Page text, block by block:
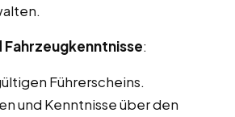
Fahrzeugkenntnisse:
Führerscheins.
und Kenntnisse über den